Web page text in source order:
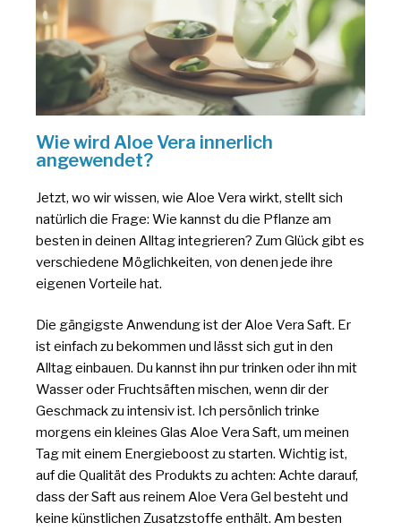
Wie wird Aloe Vera innerlich
angewendet?
Jetzt, wo wir wissen, wie Aloe Vera wirkt, stellt sich
natürlich die Frage: Wie kannst du die Pflanze am
besten in deinen Alltag integrieren? Zum Glück gibt es
verschiedene Möglichkeiten, von denen jede ihre
eigenen Vorteile hat.
Die gängigste Anwendung ist der Aloe Vera Saft. Er
ist einfach zu bekommen und lässt sich gut in den
Alltag einbauen. Du kannst ihn pur trinken oder ihn mit
Wasser oder Fruchtsäften mischen, wenn dir der
Geschmack zu intensiv ist. Ich persönlich trinke
morgens ein kleines Glas Aloe Vera Saft, um meinen
Tag mit einem Energieboost zu starten. Wichtig ist,
auf die Qualität des Produkts zu achten: Achte darauf,
dass der Saft aus reinem Aloe Vera Gel besteht und
keine künstlichen Zusatzstoffe enthält. Am besten